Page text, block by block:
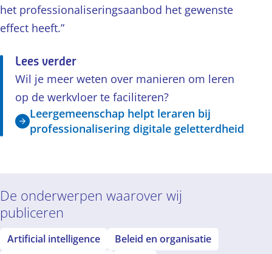
het professionaliseringsaanbod het gewenste
effect heeft.”
Lees verder
Wil je meer weten over manieren om leren
op de werkvloer te faciliteren?
Leergemeenschap helpt leraren bij
professionalisering digitale geletterdheid
De onderwerpen waarover wij
publiceren
Artificial intelligence
Beleid en organisatie